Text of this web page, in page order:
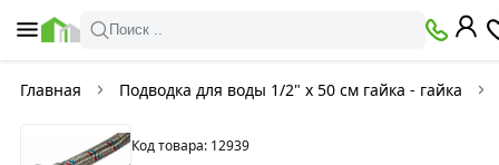
Поиск ..
Главная Подводка для воды 1/2" х 50 см гайка - гайка
Код товара: 12939